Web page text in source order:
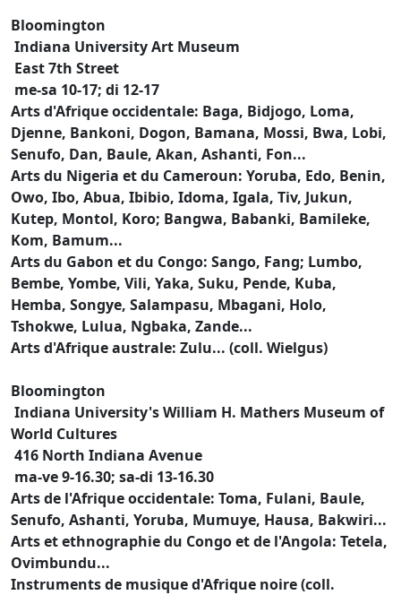
Bloomington
Indiana University Art Museum
East 7th Street
me-sa 10-17; di 12-17
Arts d'Afrique occidentale: Baga, Bidjogo, Loma,
Djenne, Bankoni, Dogon, Bamana, Mossi, Bwa, Lobi,
Senufo, Dan, Baule, Akan, Ashanti, Fon...
Arts du Nigeria et du Cameroun: Yoruba, Edo, Benin,
Owo, Ibo, Abua, Ibibio, Idoma, Igala, Tiv, Jukun,
Kutep, Montol, Koro; Bangwa, Babanki, Bamileke,
Kom, Bamum...
Arts du Gabon et du Congo: Sango, Fang; Lumbo,
Bembe, Yombe, Vili, Yaka, Suku, Pende, Kuba,
Hemba, Songye, Salampasu, Mbagani, Holo,
Tshokwe, Lulua, Ngbaka, Zande...
Arts d'Afrique australe: Zulu... (coll. Wielgus)
Bloomington
Indiana University's William H. Mathers Museum of
World Cultures
416 North Indiana Avenue
ma-ve 9-16.30; sa-di 13-16.30
Arts de l'Afrique occidentale: Toma, Fulani, Baule,
Senufo, Ashanti, Yoruba, Mumuye, Hausa, Bakwiri...
Arts et ethnographie du Congo et de l'Angola: Tetela,
Ovimbundu...
Instruments de musique d'Afrique noire (coll.